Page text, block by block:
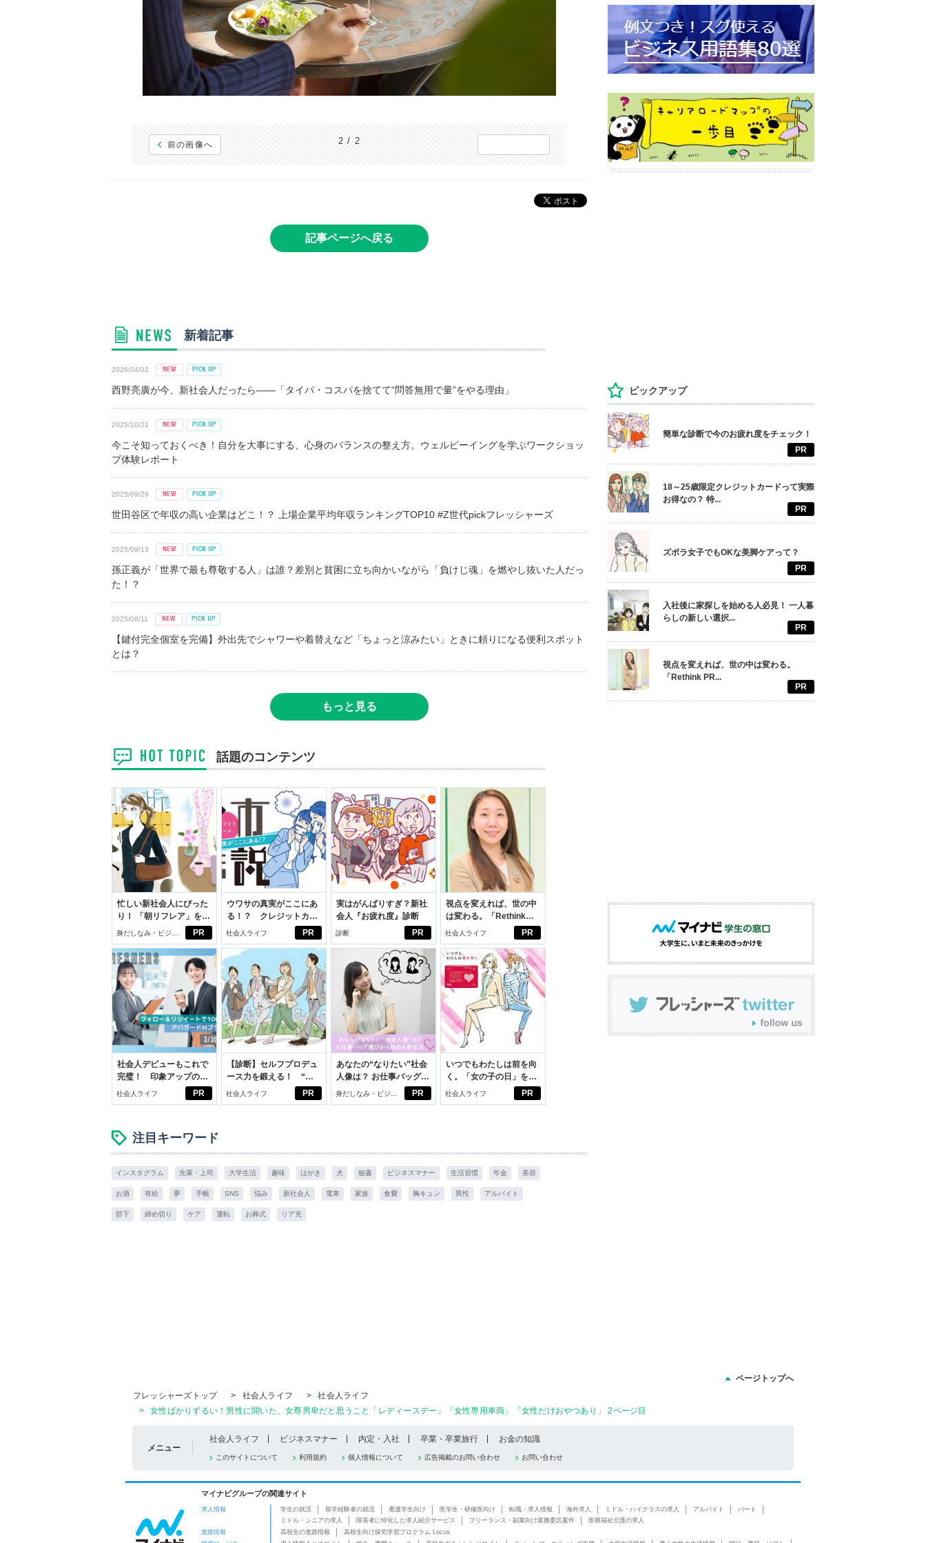
前の画像へ 2 / 2
記事ページへ戻る
新着記事
2026/04/02
西野亮廣が今、新社会人だったら――「タイパ・コスパを捨てて“問答無用で量”をやる理由」
2025/10/21
今こそ知っておくべき！自分を大事にする、心身のバランスの整え方。ウェルビーイングを学ぶワークショッ
プ体験レポート
2025/09/29
世田谷区で年収の高い企業はどこ！？ 上場企業平均年収ランキングTOP10 #Z世代pickフレッシャーズ
2025/09/13
孫正義が「世界で最も尊敬する人」は誰？差別と貧困に立ち向かいながら「負けじ魂」を燃やし抜いた人だっ
た！？
2025/08/11
【鍵付完全個室を完備】外出先でシャワーや着替えなど「ちょっと涼みたい」ときに頼りになる便利スポット
とは？
もっと見る
話題のコンテンツ
PR
忙しい新社会人にぴった
り！ 「朝リフレア」をは
じめよう。しっかりニオ
イケアして24時間快適。
身だしなみ・ビジネ
スアイテム
PR
ウワサの真実がここにあ
る！？ クレジットカー
ドの都市伝説
社会人ライフ PR
実はがんばりすぎ？新社
会人『お疲れ度』診断
診断 PR
視点を変えれば、世の中
は変わる。「Rethink
PROJECT」がつたえた
社会人ライフ
PR
社会人デビューもこれで
完璧！ 印象アップのセ
ルフプロデュース術
社会人ライフ PR
【診断】セルフプロデュ
ース力を鍛える！ “ジ
ブン観”診断
社会人ライフ PR
あなたの“なりたい”社会
人像は？ お仕事バッグ選
びから始める新生活
身だしなみ・ビジネ
スアイテム
PR
いつでもわたしは前を向
く。「女の子の日」を前
向きに♪社会人エリ・大
社会人ライフ
注目キーワード
インスタグラム 先輩・上司 大学生活 趣味 はがき 犬 秘書 ビジネスマナー 生活習慣 年金 美容
お酒 有給 夢 手帳 SNS 悩み 新社会人 電車 家族 食費 胸キュン 異性 アルバイト
部下 締め切り ケア 運転 お葬式 リア充
ピックアップ
簡単な診断で今のお疲れ度をチェック！
PR
18～25歳限定クレジットカードって実際
お得なの？ 特...
PR
ズボラ女子でもOKな美脚ケアって？
PR
入社後に家探しを始める人必見！ 一人暮
らしの新しい選択...
PR
視点を変えれば、世の中は変わる。
「Rethink PR...
PR
ページトップへ
フレッシャーズトップ
> 社会人ライフ >
社会人ライフ
>
女性ばかりずるい！男性に聞いた、女尊男卑だと思うこと「レディースデー」「女性専用車両」「女性だけおやつあり」 2ページ目
メニュー
社会人ライフ ビジネスマナー 内定・入社 卒業・卒業旅行 お金の知識
このサイトについて 利用規約 個人情報について 広告掲載のお問い合わせ お問い合わせ
マイナビグループの関連サイト
求人情報 学生の就活 留学経験者の就活 看護学生向け 医学生・研修医向け 転職・求人情報 海外求人 ミドル・ハイクラスの求人 アルバイト
パート
ミドル・シニアの求人
障害者に特化した求人紹介サービス フリーランス・副業向け業務委託案件
医療福祉介護の求人
進路情報
高校生の進路情報
高校生向け探究学習プログラム Locus